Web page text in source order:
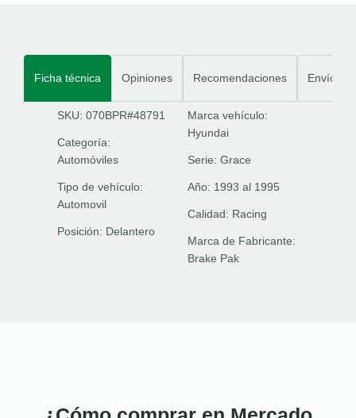
Ficha técnica Opiniones Recomendaciones Envíos
SKU: 070BPR#48791
Categoría:
Automóviles
Tipo de vehículo:
Automovil
Posición: Delantero
Marca vehículo:
Hyundai
Serie: Grace
Año: 1993 al 1995
Calidad: Racing
Marca de Fabricante:
Brake Pak